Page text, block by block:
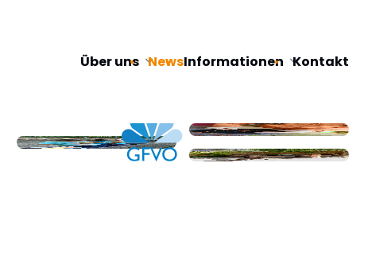
Navigation
Über uns NewsInformationen Kontakt